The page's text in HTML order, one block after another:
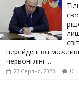
перейдені всі
червоні лінії…
27 Серпня, 2023 0